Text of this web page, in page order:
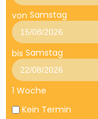
von Samstag
bis Samstag
1 Woche
Kein Termin